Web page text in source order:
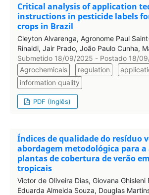
Critical analysis of application
instructions in pesticide labels
crops in Brazil
Cleyton Alvarenga, Agronome Paul
Rinaldi, Jair Prado, João Paulo Cunha,
Submetido 18/09/2025 - Postado 18/
Agrochemicals
regulation
information quality
PDF (Inglês)
Índices de qualidade do resíduo
abordagem metodológica para a
plantas de cobertura de verão
tropicais
Victor de Oliveira Dias, Giovana Ghisleni
Eduarda Almeida Souza, Douglas